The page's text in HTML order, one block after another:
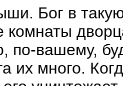
Бог в
комнаты
вашему,
много.